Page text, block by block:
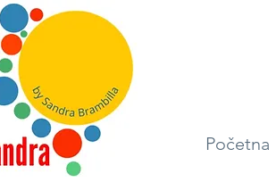
Početna